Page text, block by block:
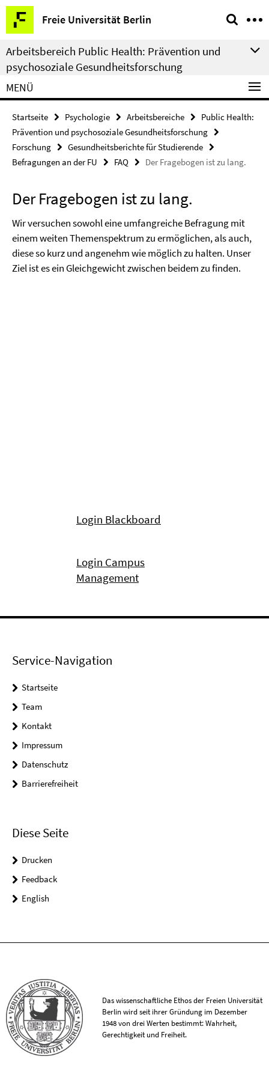
Springe
direkt
zu
Inhalt
Freie Universität Berlin
Service-
Navigation
Arbeitsbereich Public Health: Prävention und
psychosoziale Gesundheitsforschung
MENÜ
Startseite Psychologie Arbeitsbereiche
Public Health:
Prävention und psychosoziale Gesundheitsforschung
Forschung
Gesundheitsberichte für Studierende
Befragungen an der FU
FAQ Der Fragebogen ist zu lang.
Der Fragebogen ist zu lang.
Wir versuchen sowohl eine umfangreiche Befragung mit
einem weiten Themenspektrum zu ermöglichen, als auch,
diese so kurz und angenehm wie möglich zu halten. Unser
Ziel ist es ein Gleichgewicht zwischen beidem zu finden.
Login Blackboard
Login Campus
Management
Service-Navigation
Startseite
Team
Kontakt
Impressum
Datenschutz
Barrierefreiheit
Diese Seite
Drucken
Feedback
English
Das wissenschaftliche Ethos der Freien Universität
Berlin wird seit ihrer Gründung im Dezember
1948 von drei Werten bestimmt: Wahrheit,
Gerechtigkeit und Freiheit.